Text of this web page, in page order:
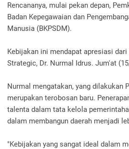
Rencananya, mulai pekan depan,
Badan Kepegawaian dan
Manusia (BKPSDM).
Kebijakan ini mendapat apresiasi
Strategic, Dr. Nurmal Idrus. Jum'at
Nurmal mengatakan, yang dilakukan
merupakan terobosan baru.
talenta dalam tata kelola
dalam membangun daerah menjadi
"Kebijakan yang sangat ideal dalam